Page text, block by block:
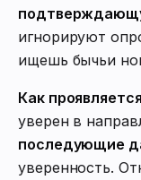
игнорируют
ищешь бычьи
Как
уверен в
последующие
уверенность.